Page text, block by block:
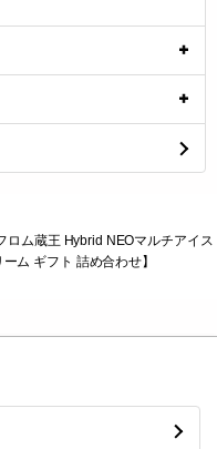
ロム蔵王 Hybrid NEOマルチアイス
ム ギフト 詰め合わせ】